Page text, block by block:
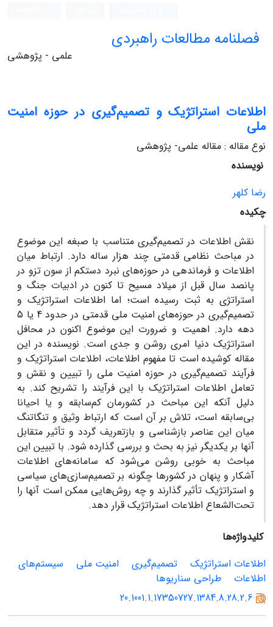
فصلنامه مطالعات راهبردی
علمی - پژوهشی
اطلاعات استراتژیک و تصمیم‌گیری در حوزه امنیت
ملی
نوع مقاله : مقاله علمی- پژوهشی
نویسنده
رضا کلهر
چکیده
نقش اطلاعات در تصمیم‌گیری متناسب با صبغه این موضوع
در مباحث نظامی قدمتی چند هزار ساله دارد. ارتباط میان
اطلاعات و فرماندهی در حوزه‌های نبرد دستکم از سون تزو در
پانصد سال قبل از میلاد مسیح تا کنون در ادبیات جنگ و
استراتژی به ثبت رسیده است؛ اما اطلاعات استراتژیک و
تصمیم‌گیری در حوزه‌های امنیت ملی قدمتی در حدود 4 یا 5
دهه دارد. اهمیت و ضرورت این موضوع اکنون در محافل
استراتژیک دنیا امری روشن و جدی است. نویسنده در این
مقاله کوشیده است تا مفهوم اطلاعات، اطلاعات استراتژیک و
فرآیند تصمیم‌گیری در حوزه امنیت ملی را تبیین و نقش و
تعامل اطلاعات استراتژیک با این فرآیند را تشریح کند. به
دلیل آنکه این مباحث در کشورمان کم‌سابقه و یا احیانا
بی‌سابقه است، تلاش بر آن است که ارتباط وثیق و تنگاتنگ
میان این عناصر بازشناسی و بازتعریف گردد و تأثیر متقابل
آنها بر یکدیگر نیز به بحث و بررسی گذارده شود. با تبیین این
مباحث به خوبی روشن می‌شود که سامانه‌های اطلاعات
آشکار و پنهان در کشورها چگونه بر تصمیم‌سازی‌های سیاسی
و استراتژیک تأثیر گذارند و چه روش‌هایی ممکن است آنها را
تحت‌الشعاع اطلاعات استراتژیک قرار دهد.
کلیدواژه‌ها
اطلاعات استراتژیک
تصمیم‌گیری امنیت ملی
سیستم‌های
اطلاعات
طراحی سناریوها
20.1001.1.17350727.1384.8.28.2.6